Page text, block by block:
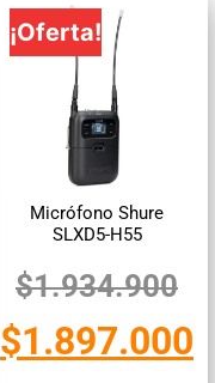
¡Oferta!
Micrófono Shure
SLXD5-H55
$1.934.900
$1.897.000